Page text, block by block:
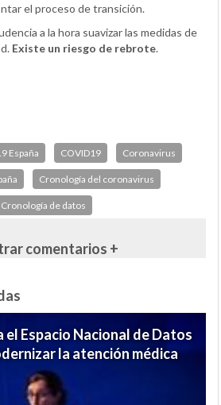
el proceso de transición.
a la hora suavizar las medidas de
Existe un riesgo de rebrote.
España COVID19 Coronavirus
Cronología del coronavirus
Cronología de datos
comentarios +
el Espacio Nacional de Datos
la atención médica